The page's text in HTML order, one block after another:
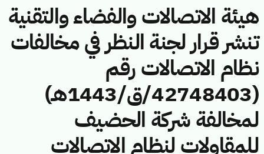
هيئة الاتصالات والفضاء والتقنية
تنشر قرار لجنة النظر في مخالفات
نظام الاتصالات رقم
(42748403/ق/1443هـ)
لمخالفة شركة الحضيف
للمقاولات لنظام الاتصالات